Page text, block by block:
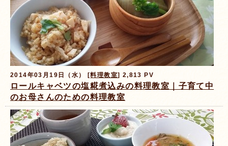
2014年03月19日（水） [料理教室] 2,813 PV
ロールキャベツの塩糀煮込みの料理教室｜子育て中
のお母さんのための料理教室